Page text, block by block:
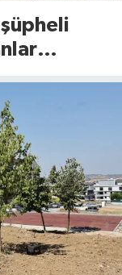
şüpheli